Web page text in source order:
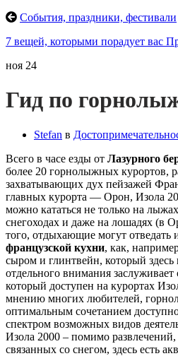
События, праздники, фестивали
7 вещей, которыми порадует вас
ноя 24
Гид по
Stefan в
Всего в часе езды от Лазурного
более 20 горнолыжных курортов,
захватывающих дух пейзажей
главных курорта — Орон, Изола
можно кататься не только на
снегоходах и даже на лошадях (в
того, отдыхающие могут отведать
французской кухни, как,
сыром и глинтвейн, который
отдельного внимания
который доступен на курортах
мнению многих любителей,
оптимальным сочетанием
спектром возможных видов
Изола 2000 – помимо развлечений,
связанных со снегом, здесь есть